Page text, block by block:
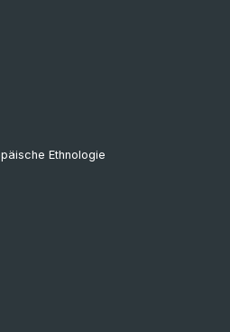
Ethnologie